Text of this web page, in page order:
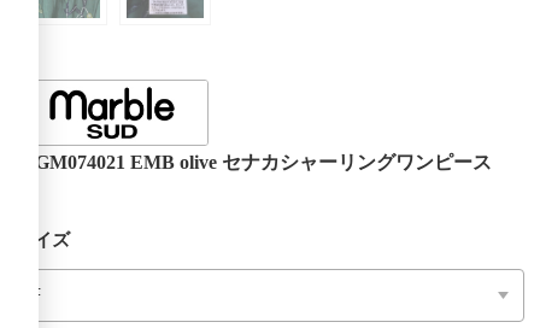
03GM074021 EMB olive セナカシャーリングワンピース
サイズ